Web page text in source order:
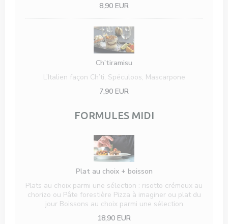
8,90 EUR
Ch’tiramisu
L’Italien façon Ch’ti, Spéculoos, Mascarpone
7,90 EUR
FORMULES MIDI
Plat au choix + boisson
Plats au choix parmi une sélection : risotto crémeux au
chorizo ou Pâte forestière Pizza à imaginer ou plat du
jour Boissons au choix parmi une sélection
18,90 EUR